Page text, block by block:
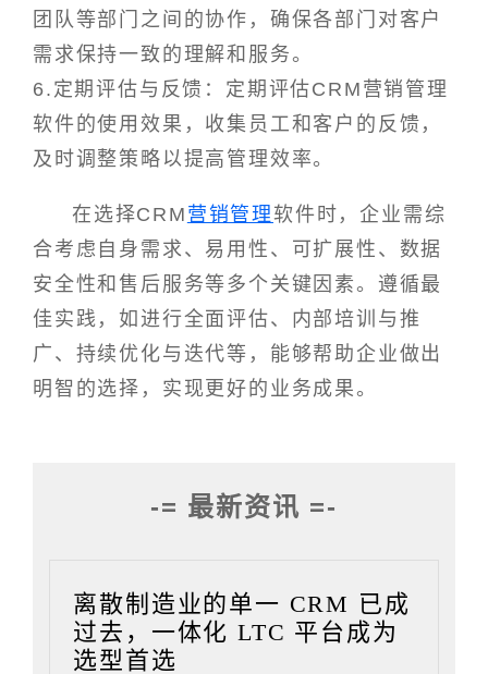
团队等部门之间的协作，确保各部门对客户
需求保持一致的理解和服务。
6.定期评估与反馈：定期评估CRM营销管理
软件的使用效果，收集员工和客户的反馈，
及时调整策略以提高管理效率。
在选择CRM 营销管理软件时，企业需综
合考虑自身需求、易用性、可扩展性、数据
安全性和售后服务等多个关键因素。遵循最
佳实践，如进行全面评估、内部培训与推
广、持续优化与迭代等，能够帮助企业做出
明智的选择，实现更好的业务成果。
-= 最新资讯 =-
离散制造业的单一 CRM 已成
过去，一体化 LTC 平台成为
选型首选